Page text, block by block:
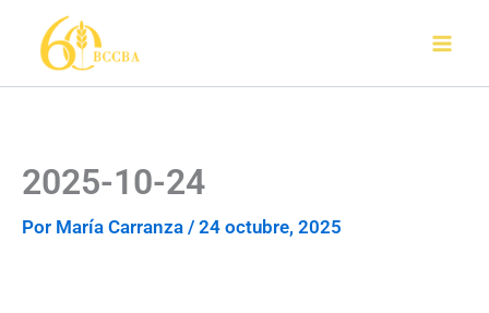
contenido
2025-10-24
Por María Carranza / 24 octubre, 2025